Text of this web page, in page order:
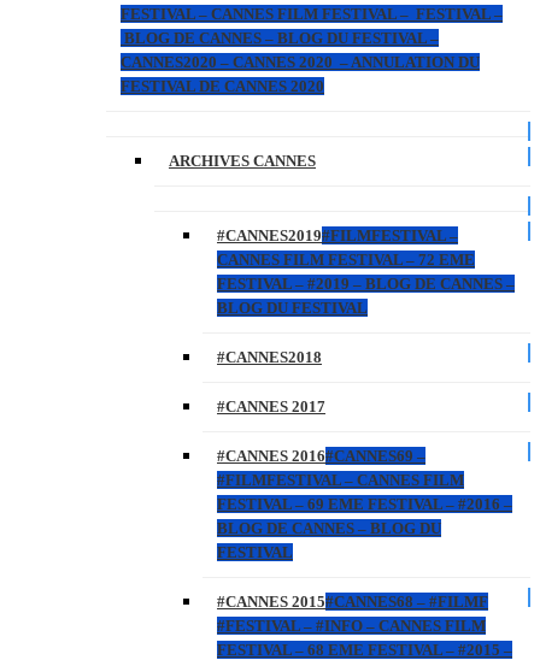
FESTIVAL – CANNES FILM FESTIVAL – FESTIVAL –
BLOG DE CANNES – BLOG DU FESTIVAL –
CANNES2020 – CANNES 2020 – ANNULATION DU
FESTIVAL DE CANNES 2020
ARCHIVES CANNES
#CANNES2019#FILMFESTIVAL –
CANNES FILM FESTIVAL – 72 EME
FESTIVAL – #2019 – BLOG DE CANNES –
BLOG DU FESTIVAL
#CANNES2018
#CANNES 2017
#CANNES 2016#CANNES69 –
#FILMFESTIVAL – CANNES FILM
FESTIVAL – 69 EME FESTIVAL – #2016 –
BLOG DE CANNES – BLOG DU
FESTIVAL
#CANNES 2015#CANNES68 – #FILMF
#FESTIVAL – #INFO – CANNES FILM
FESTIVAL – 68 EME FESTIVAL – #2015 –